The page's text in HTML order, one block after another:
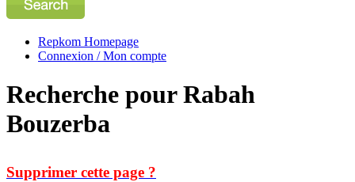
Repkom Homepage
Connexion / Mon compte
Recherche pour Rabah
Bouzerba
Supprimer cette page ?